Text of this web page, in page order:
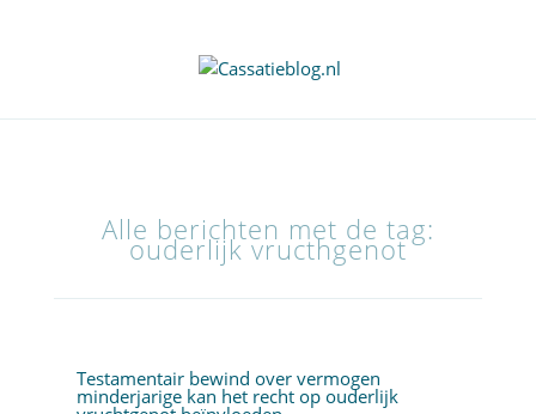
Alle berichten met de tag:
ouderlijk vructhgenot
Testamentair bewind over vermogen
minderjarige kan het recht op ouderlijk